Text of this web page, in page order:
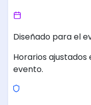
Diseñado para el
Horarios
evento.